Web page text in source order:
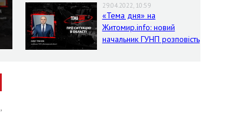
29.04.2022, 10:59
«Тема дня» на
Житомир.info: новий
начальник ГУНП розповість